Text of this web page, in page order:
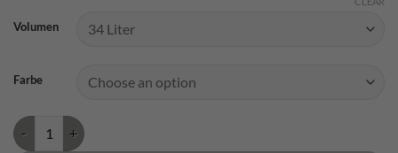
Volumen
Farbe
Blue Ice Dragonfly quantity